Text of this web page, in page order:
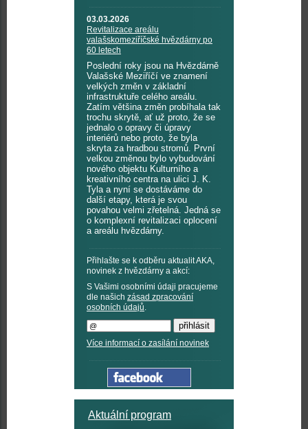
03.03.2026
Revitalizace areálu
valašskomeziříčské hvězdárny po
60 letech
Poslední roky jsou na Hvězdárně
Valašské Meziříčí ve znamení
velkých změn v základní
infrastruktuře celého areálu.
Zatím většina změn probíhala tak
trochu skrytě, ať už proto, že se
jednalo o opravy či úpravy
interiérů nebo proto, že byla
skryta za hradbou stromů. První
velkou změnou bylo vybudování
nového objektu Kulturního a
kreativního centra na ulici J. K.
Tyla a nyní se dostáváme do
další etapy, která je svou
povahou velmi zřetelná. Jedná se
o komplexní revitalizaci oplocení
a areálu hvězdárny.
Přihlašte se k odběru aktualit AKA,
novinek z hvězdárny a akcí:
S Vašimi osobními údaji pracujeme
dle našich zásad zpracování
osobních údajů.
Více informací o zasílání novinek
Aktuální program